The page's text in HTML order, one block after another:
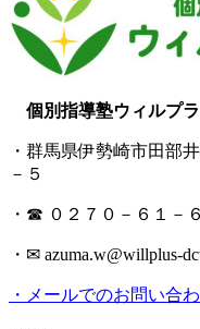
個別指導塾ウィルプ
・群馬県伊勢崎市田部
－５
・☎ ０２７０－６１－
・✉ azuma.w@willplus-
・メールでのお問い合